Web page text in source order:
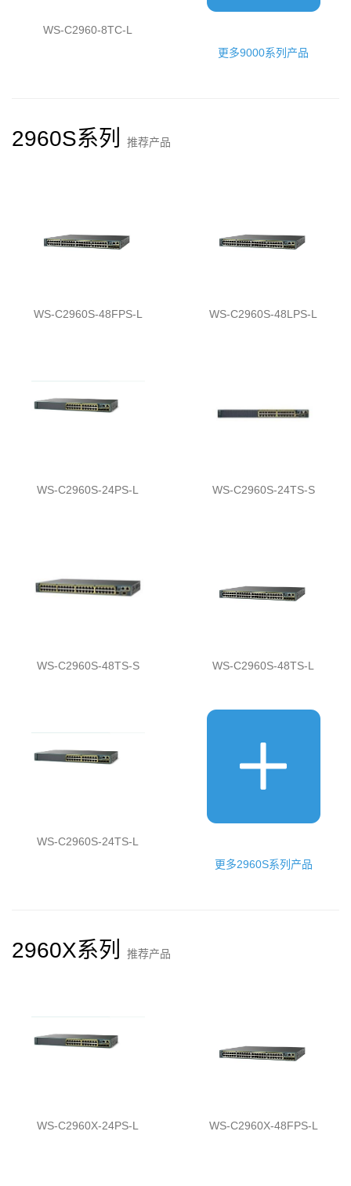
WS-C2960-8TC-L
更多9000系列产品
2960S系列 推荐产品
WS-C2960S-48FPS-L WS-C2960S-48LPS-L
WS-C2960S-24PS-L WS-C2960S-24TS-S
WS-C2960S-48TS-S WS-C2960S-48TS-L
WS-C2960S-24TS-L
更多2960S系列产品
2960X系列 推荐产品
WS-C2960X-24PS-L WS-C2960X-48FPS-L